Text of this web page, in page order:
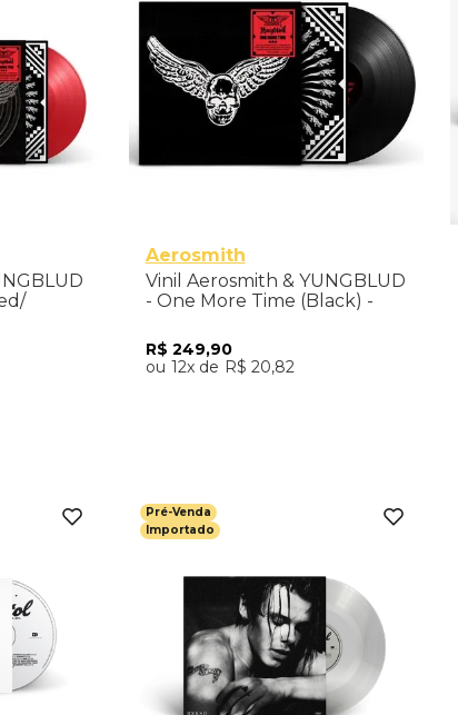
Aerosmith
Vinil Aerosmith & YUNGBLUD
- One More Time (Black) -
R$ 249,90
12
R$ 20,82
Pré-Venda
Importado